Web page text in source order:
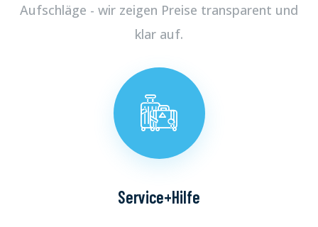
Aufschläge - wir zeigen Preise transparent und
klar auf.
Service+Hilfe